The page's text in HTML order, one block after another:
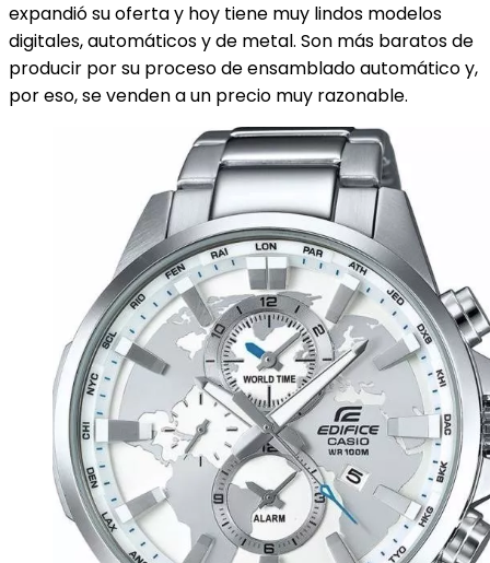
expandió su oferta y hoy tiene muy lindos modelos
digitales, automáticos y de metal. Son más baratos de
producir por su proceso de ensamblado automático y,
por eso, se venden a un precio muy razonable.